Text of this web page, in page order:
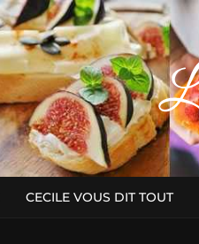
CECILE VOUS DIT TOUT